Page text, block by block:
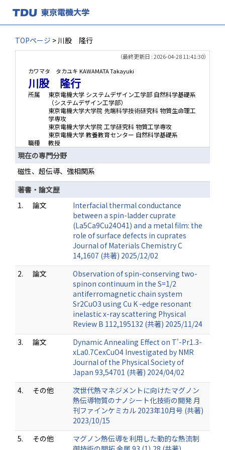
TOPページ > 川股 隆行
（最終更新日 : 2026-04-28 11:41:30）
カワマタ タカユキ KAWAMATA Takayuki
川股 隆行
所属
東京電機大学 システムデザイン工学部 自然科学基礎系
（システムデザイン工学部）
東京電機大学大学院 先端科学技術研究科 物質生命理工
学専攻
東京電機大学大学院 工学研究科 物質工学専攻
東京電機大学 教養教育センター 自然科学基礎系
職種
教授
現在の専門分野
磁性、超伝導、強相関系
著書・論文歴
1.
論文
Interfacial thermal conductance
between a spin-ladder cuprate
(La5Ca9Cu24O41) and a metal film: the
role of surface defects in cuprates
Journal of Materials Chemistry C
14,1607 (共著) 2025/12/02
2.
論文
Observation of spin-conserving two-
spinon continuum in the S=1/2
antiferromagnetic chain system
Sr2CuO3 using Cu K -edge resonant
inelastic x-ray scattering Physical
Review B 112,195132 (共著) 2025/11/24
3.
論文
Dynamic Annealing Effect on T'-Pr1.3-
xLa0.7CexCuO4 Investigated by NMR
Journal of the Physical Society of
Japan 93,54701 (共著) 2024/04/02
4.
その他
次世代熱マネジメントに向けたマグノン
熱伝導物質のナノシート化技術の開発 月
刊ファインケミカル 2023年10月号 (共著)
2023/10/15
5.
その他
マグノン熱伝導を利用した動的な熱流制